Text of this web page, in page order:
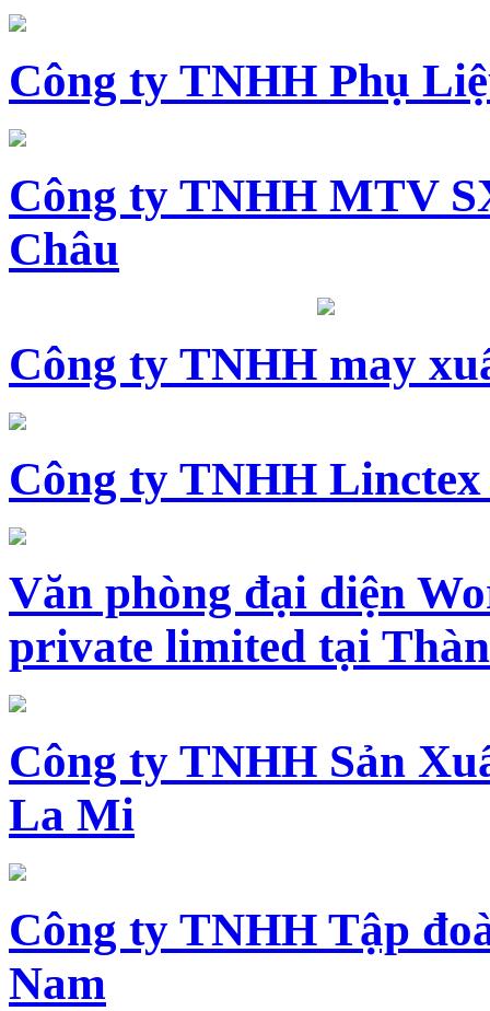
Công ty TNHH Phụ
Công ty TNHH MTV
Châu
Công ty TNHH may
Công ty TNHH Linctex
Văn phòng đại diện
private limited tại
Công ty TNHH Sản
La Mi
Công ty TNHH Tập
Nam